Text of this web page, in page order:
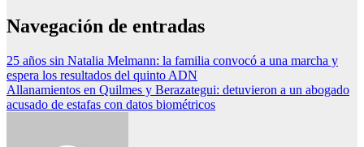
Navegación de entradas
25 años sin Natalia Melmann: la familia convocó a una marcha y
espera los resultados del quinto ADN
Allanamientos en Quilmes y Berazategui: detuvieron a un abogado
acusado de estafas con datos biométricos